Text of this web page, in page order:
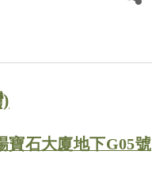
寶石大廈地下G05號